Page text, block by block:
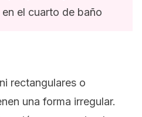
el cuarto de baño
rectangulares o
una forma irregular.